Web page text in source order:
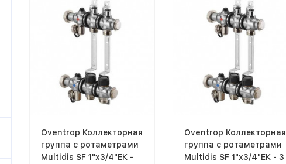
Oventrop Коллекторная
группа с ротаметрами
Multidis SF 1"x3/4"ЕК -
Oventrop Коллекторная
группа с ротаметрами
Multidis SF 1"x3/4"ЕК - 3